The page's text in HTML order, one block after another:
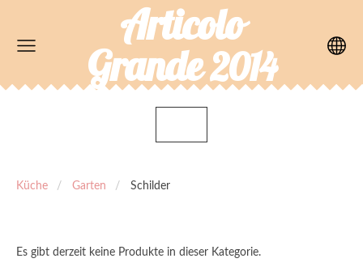
Articolo
Grande2014
Küche Garten Schilder
Es gibt derzeit keine Produkte in dieser Kategorie.